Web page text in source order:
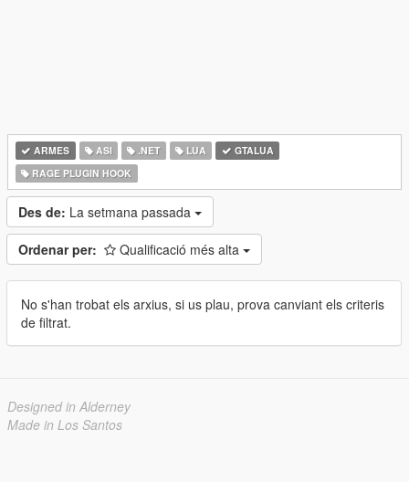
ARMES ASI .NET LUA
GTALUA
RAGE PLUGIN HOOK
Des de: La setmana passada
Ordenar per: Qualificació més alta
No s'han trobat els arxius, si us plau, prova canviant els criteris
de filtrat.
Designed in Alderney
Made in Los Santos